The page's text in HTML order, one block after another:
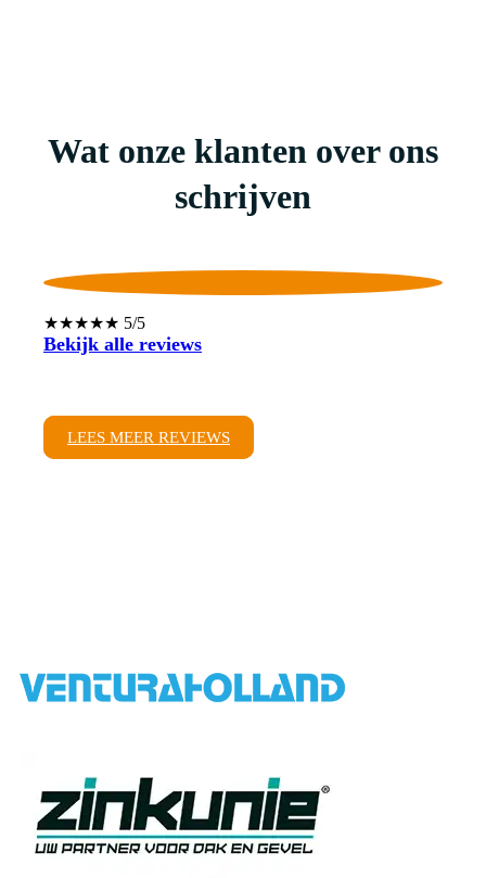
Wat onze klanten over ons
schrijven
★★★★★ 5/5
Bekijk alle reviews
LEES MEER REVIEWS